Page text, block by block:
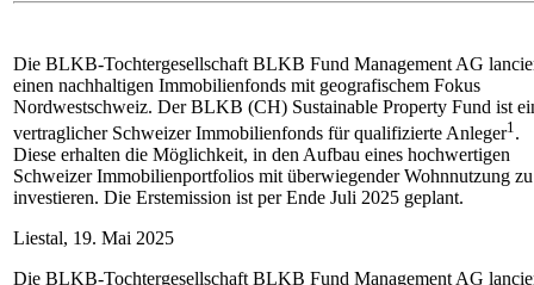
Die BLKB-Tochtergesellschaft BLKB Fund Management AG
einen nachhaltigen Immobilienfonds mit geografischem Fokus
Nordwestschweiz. Der BLKB (CH) Sustainable Property Fund ist
vertraglicher Schweizer Immobilienfonds für qualifizierte Anleger1 .
Diese erhalten die Möglichkeit, in den Aufbau eines hochwertigen
Schweizer Immobilienportfolios mit überwiegender Wohnnutzung zu
investieren. Die Erstemission ist per Ende Juli 2025 geplant.
Liestal, 19. Mai 2025
Die BLKB-Tochtergesellschaft BLKB Fund Management AG